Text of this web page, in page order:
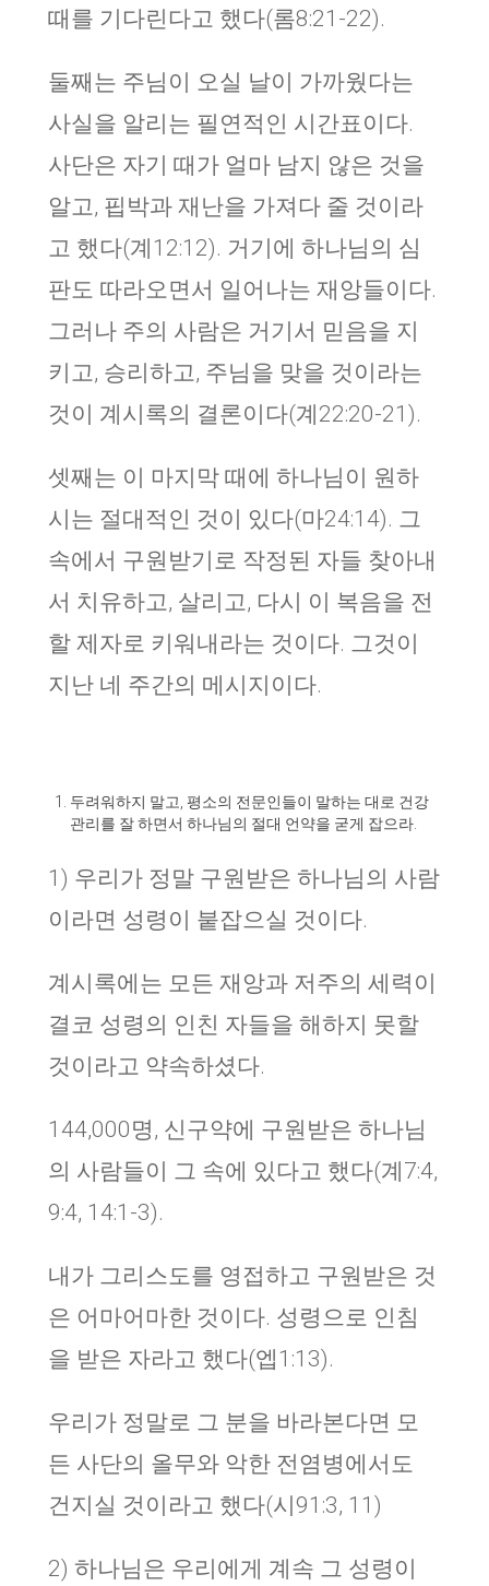
때를 기다린다고 했다(롬8:21-22).
둘째는 주님이 오실 날이 가까웠다는
사실을 알리는 필연적인 시간표이다.
사단은 자기 때가 얼마 남지 않은 것을
알고, 핍박과 재난을 가져다 줄 것이라
고 했다(계12:12). 거기에 하나님의 심
판도 따라오면서 일어나는 재앙들이다.
그러나 주의 사람은 거기서 믿음을 지
키고, 승리하고, 주님을 맞을 것이라는
것이 계시록의 결론이다(계22:20-21).
셋째는 이 마지막 때에 하나님이 원하
시는 절대적인 것이 있다(마24:14). 그
속에서 구원받기로 작정된 자들 찾아내
서 치유하고, 살리고, 다시 이 복음을 전
할 제자로 키워내라는 것이다. 그것이
지난 네 주간의 메시지이다.
두려워하지 말고, 평소의 전문인들이 말하는 대로 건강
관리를 잘 하면서 하나님의 절대 언약을 굳게 잡으라.
1) 우리가 정말 구원받은 하나님의 사람
이라면 성령이 붙잡으실 것이다.
계시록에는 모든 재앙과 저주의 세력이
결코 성령의 인친 자들을 해하지 못할
것이라고 약속하셨다.
144,000명, 신구약에 구원받은 하나님
의 사람들이 그 속에 있다고 했다(계7:4,
9:4, 14:1-3).
내가 그리스도를 영접하고 구원받은 것
은 어마어마한 것이다. 성령으로 인침
을 받은 자라고 했다(엡1:13).
우리가 정말로 그 분을 바라본다면 모
든 사단의 올무와 악한 전염병에서도
건지실 것이라고 했다(시91:3, 11)
2) 하나님은 우리에게 계속 그 성령이